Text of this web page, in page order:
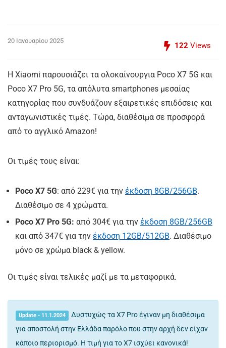
20 Ιανουαρίου 2025
122 Views
Η Xiaomi παρουσιάζει τα ολοκαίνουργια Poco X7 5G και
Poco X7 Pro 5G, τα απόλυτα smartphones μεσαίας
κατηγορίας που συνδυάζουν εξαιρετικές επιδόσεις και
ανταγωνιστικές τιμές. Τώρα, διαθέσιμα σε προσφορά
από το αγγλικό Amazon!
Οι τιμές τους είναι:
Poco X7 5G: από 229€ για την έκδοση 8GB/256GB.
Διαθέσιμο σε 4 χρώματα.
Poco X7 Pro 5G: από 304€ για την έκδοση 8GB/256GB
και από 347€ για την έκδοση 12GB/512GB. Διαθέσιμο
μόνο σε χρώμα black & yellow.
Οι τιμές είναι τελικές μαζί με τα μεταφορικά.
Update - 11.1.2024
Δυστυχώς τα Χ7 Pro έγιναν μη διαθέσιμα
για αποστολή στην Ελλάδα παρόλο που στην αρχή δεν είχαν
κάποιο περιορισμό. Η τιμή για το Χ7 ισχύει κανονικά!